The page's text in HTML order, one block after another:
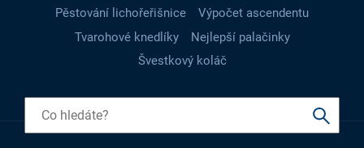
Pěstování lichořeřišnice
Výpočet ascendentu
Tvarohové knedlíky
Nejlepší palačinky
Švestkový koláč